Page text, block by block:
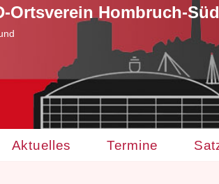
Ortsverein Hombruch-Süd
Aktuelles Termine